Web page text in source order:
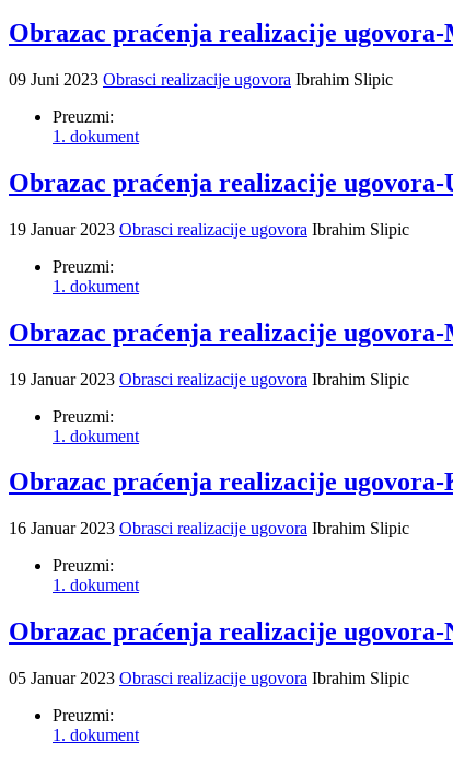
Obrazac praćenja realizacije
09 Juni 2023 Obrasci realizacije ugovora Ibrahim Slipic
Preuzmi:
1. dokument
Obrazac praćenja realizacije ugovora-
19 Januar 2023 Obrasci realizacije ugovora Ibrahim Slipic
Preuzmi:
1. dokument
Obrazac praćenja realizacije
19 Januar 2023 Obrasci realizacije ugovora Ibrahim Slipic
Preuzmi:
1. dokument
Obrazac praćenja realizacije
16 Januar 2023 Obrasci realizacije ugovora Ibrahim Slipic
Preuzmi:
1. dokument
Obrazac praćenja realizacije
05 Januar 2023 Obrasci realizacije ugovora Ibrahim Slipic
Preuzmi:
1. dokument